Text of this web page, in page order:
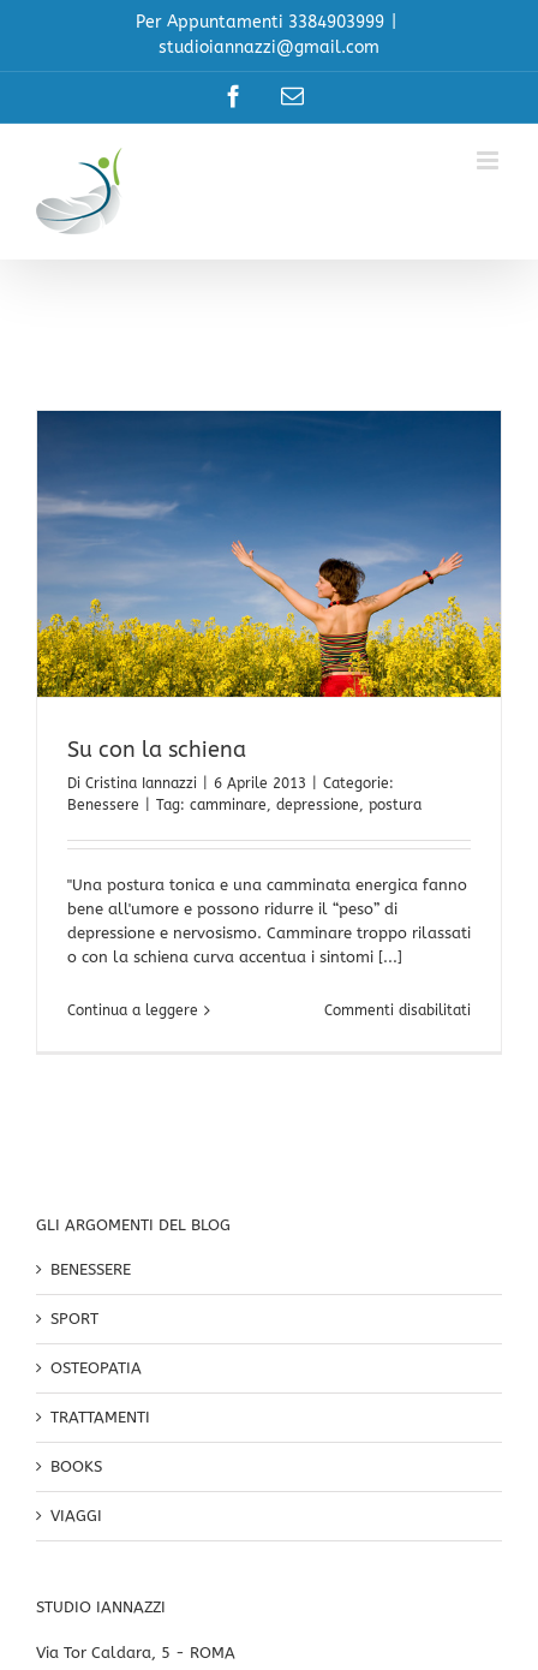
Per Appuntamenti 3384903999
studioiannazzi@gmail.com
FacebookEmail
Su con la schiena
Di Cristina Iannazzi 6 Aprile 2013
Categorie:
Benessere
Tag: camminare, depressione, postura
"Una postura tonica e una camminata energica fanno
bene all'umore e possono ridurre il “peso” di
depressione e nervosismo. Camminare troppo rilassati
o con la schiena curva accentua i sintomi [...]
Continua a leggere Commenti disabilitatisu
GLI ARGOMENTI DEL BLOG
BENESSERE
SPORT
OSTEOPATIA
TRATTAMENTI
BOOKS
VIAGGI
STUDIO IANNAZZI
Via Tor Caldara, 5 - ROMA